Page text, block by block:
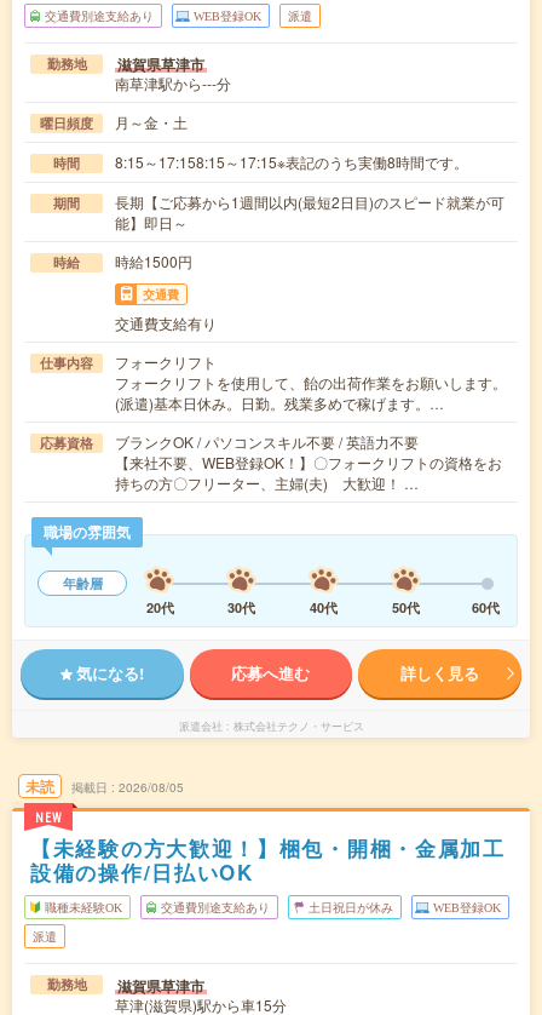
交通費別途支給あり WEB登録OK 派遣
勤務地 滋賀県草津市
南草津駅から---分
曜日頻度 月～金・土
時間 8:15～17:158:15～17:15※表記のうち実働8時間です。
期間
長期【ご応募から1週間以内(最短2日目)のスピード就業が可
能】即日～
時給 時給1500円
交通費
交通費支給有り
仕事内容
フォークリフト
フォークリフトを使用して、飴の出荷作業をお願いします。
(派遣)基本日休み。日勤。残業多めで稼げます。…
応募資格
ブランクOK / パソコンスキル不要 / 英語力不要
【来社不要、WEB登録OK！】〇フォークリフトの資格をお
持ちの方〇フリーター、主婦(夫) 大歓迎！ …
職場の雰囲気
年齢層
20代
30代 40代 50代 60代
気になる! 応募へ進む 詳しく見る
派遣会社 株式会社テクノ・サービス
未読
NEW
掲載日 2026/08/05
【未経験の方大歓迎！】梱包・開梱・金属加工
設備の操作/日払いOK
職種未経験OK 交通費別途支給あり 土日祝日が休み WEB登録OK
派遣
勤務地 滋賀県草津市
草津(滋賀県)駅から車15分